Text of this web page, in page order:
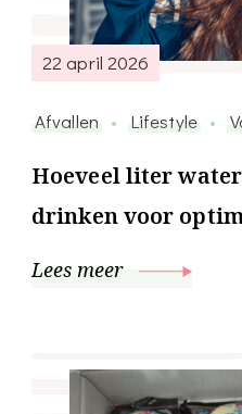
22 april 2026
Afvallen Lifestyle
Hoeveel liter
drinken voor
Lees meer